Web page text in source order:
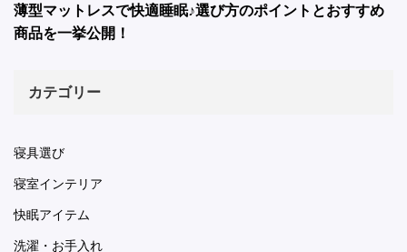
薄型マットレスで快適睡眠♪選び方のポイントとおすすめ
商品を一挙公開！
カテゴリー
寝具選び
寝室インテリア
快眠アイテム
洗濯・お手入れ